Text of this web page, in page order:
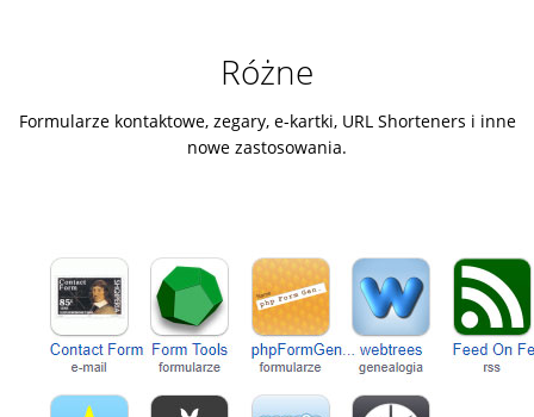
Różne
Formularze kontaktowe, zegary, e-kartki, URL Shorteners i inne
nowe zastosowania.